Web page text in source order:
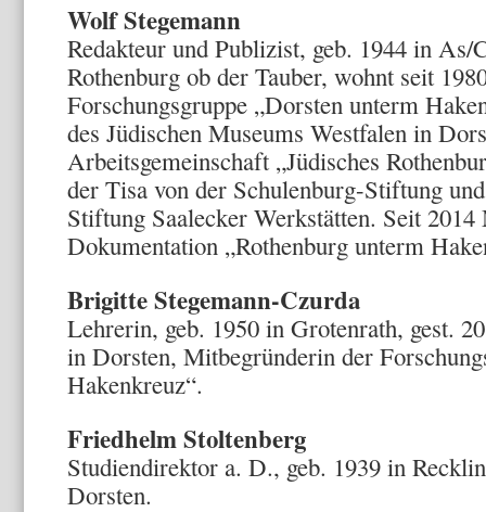
Wolf Stegemann
Redakteur und Publizist, geb. 1944 in As/
Rothenburg ob der Tauber, wohnt seit
Forschungsgruppe „Dorsten unterm
des Jüdischen Museums Westfalen in
Arbeitsgemeinschaft „Jüdisches
der Tisa von der Schulenburg-Stiftung
Stiftung Saalecker Werkstätten. Seit
Dokumentation „Rothenburg unterm
Brigitte Stegemann-Czurda
Lehrerin, geb. 1950 in Grotenrath, gest.
in Dorsten, Mitbegründerin der
Hakenkreuz“.
Friedhelm Stoltenberg
Studiendirektor a. D., geb. 1939 in
Dorsten.